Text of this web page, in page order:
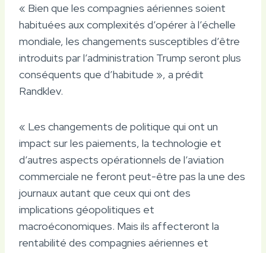
« Bien que les compagnies aériennes soient
habituées aux complexités d’opérer à l’échelle
mondiale, les changements susceptibles d’être
introduits par l’administration Trump seront plus
conséquents que d’habitude », a prédit
Randklev.
« Les changements de politique qui ont un
impact sur les paiements, la technologie et
d’autres aspects opérationnels de l’aviation
commerciale ne feront peut-être pas la une des
journaux autant que ceux qui ont des
implications géopolitiques et
macroéconomiques. Mais ils affecteront la
rentabilité des compagnies aériennes et